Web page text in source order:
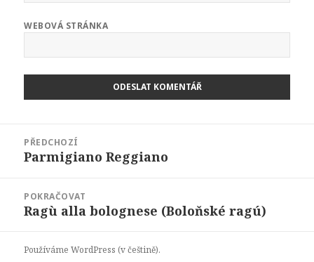
WEBOVÁ STRÁNKA
příspěvek
PŘEDCHOZÍ
Předchozí
Parmigiano Reggiano
POKRAČOVAT
Následující
Ragù alla bolognese (Boloňské ragú)
Používáme WordPress (v češtině).